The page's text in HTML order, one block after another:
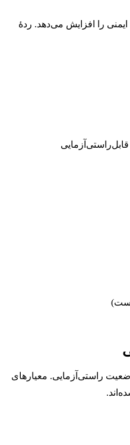
را افزایش می‌دهد. ردهٔ
با وزن، مقدار ۰ تا ۱۰ و وضعیت راستی‌آزمایی. معیارهای